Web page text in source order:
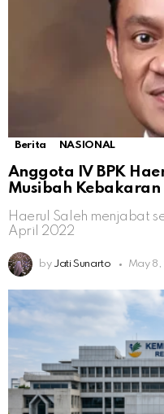
Berita NASIONAL
Anggota IV BPK
Musibah Kebakaran
Haerul Saleh menjabat
April 2022
by Jati Sunarto May 8,